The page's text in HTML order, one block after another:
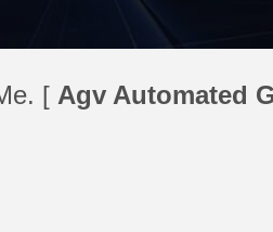
[ Agv Automated